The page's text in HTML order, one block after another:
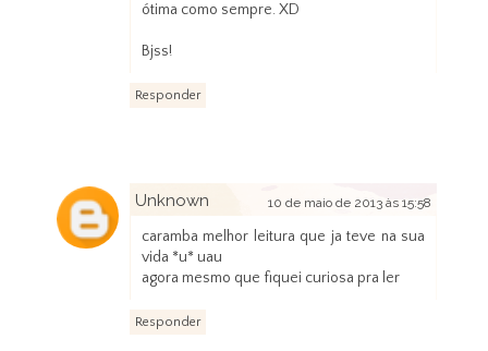
ótima como sempre. XD
Bjss!
Responder
Unknown 10 de maio de 2013 às 15:58
caramba melhor leitura que ja teve na sua
vida *u* uau
agora mesmo que fiquei curiosa pra ler
Responder